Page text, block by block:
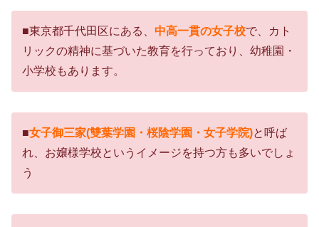
■東京都千代田区にある、 中高一貫の女子校で、カト
リックの精神に基づいた教育を行っており、幼稚園・
小学校もあります。
■女子御三家(雙葉学園・桜陰学園・女子学院)と呼ば
れ、お嬢様学校というイメージを持つ方も多いでしょ
う